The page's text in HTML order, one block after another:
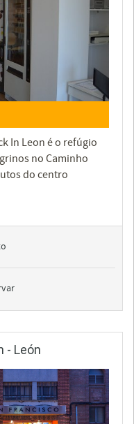
In Leon é o refúgio
no Caminho
do centro
- León